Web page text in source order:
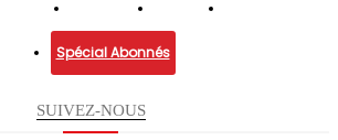
Spécial Abonnés
SUIVEZ-NOUS